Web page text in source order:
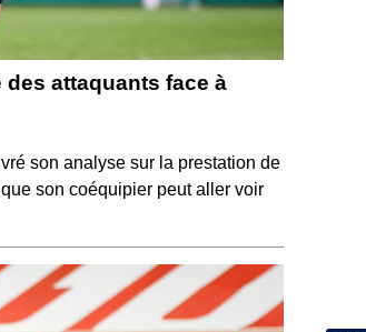
attaquants face à
son analyse sur la prestation de
son coéquipier peut aller voir